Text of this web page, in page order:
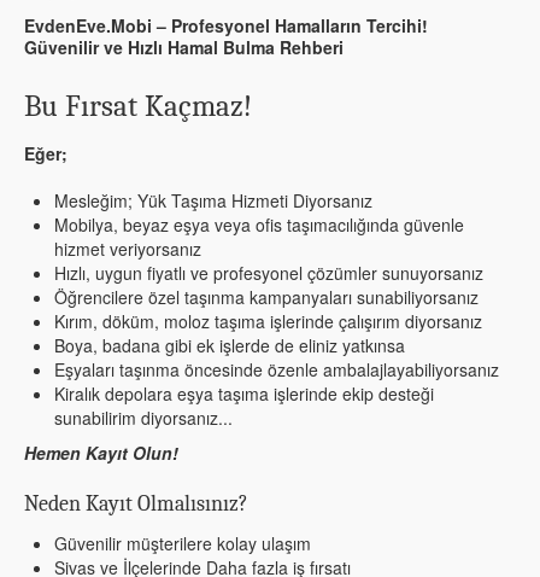
EvdenEve.Mobi – Profesyonel Hamalların Tercihi!
Güvenilir ve Hızlı Hamal Bulma Rehberi
Bu Fırsat Kaçmaz!
Eğer;
Mesleğim; Yük Taşıma Hizmeti Diyorsanız
Mobilya, beyaz eşya veya ofis taşımacılığında güvenle
hizmet veriyorsanız
Hızlı, uygun fiyatlı ve profesyonel çözümler sunuyorsanız
Öğrencilere özel taşınma kampanyaları sunabiliyorsanız
Kırım, döküm, moloz taşıma işlerinde çalışırım diyorsanız
Boya, badana gibi ek işlerde de eliniz yatkınsa
Eşyaları taşınma öncesinde özenle ambalajlayabiliyorsanız
Kiralık depolara eşya taşıma işlerinde ekip desteği
sunabilirim diyorsanız...
Hemen Kayıt Olun!
Neden Kayıt Olmalısınız?
Güvenilir müşterilere kolay ulaşım
Sivas ve İlçelerinde Daha fazla iş fırsatı